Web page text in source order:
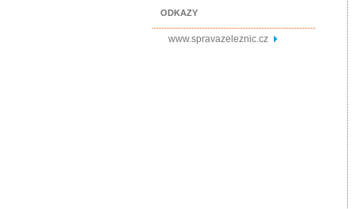
ODKAZY
www.spravazeleznic.cz